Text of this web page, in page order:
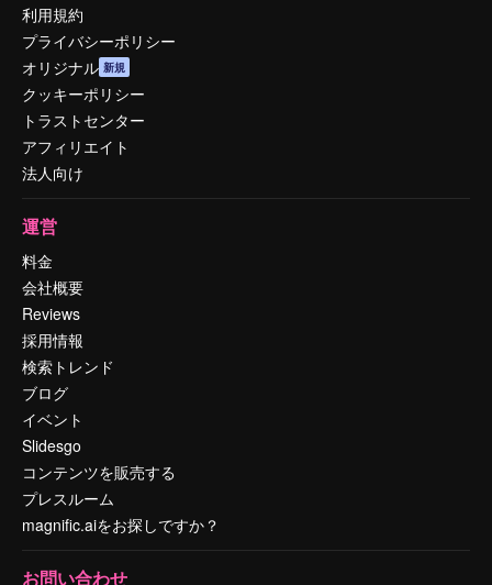
利用規約
プライバシーポリシー
オリジナル 新規
クッキーポリシー
トラストセンター
アフィリエイト
法人向け
運営
料金
会社概要
Reviews
採用情報
検索トレンド
ブログ
イベント
Slidesgo
コンテンツを販売する
プレスルーム
magnific.aiをお探しですか？
お問い合わせ